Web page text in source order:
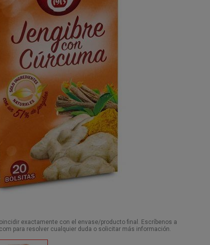
exactamente con el envase/producto final. Escríbenos a
para resolver cualquier duda o solicitar más información.